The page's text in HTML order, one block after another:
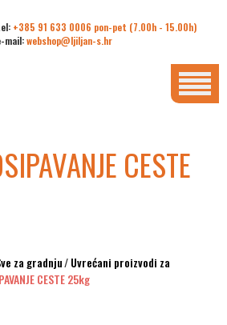
+385 91 633 0006 pon-pet (7.00h - 15.00h)
mail:webshop@ljiljan-s.hr
CESTE
za gradnju/Uvrećani proizvodi za
CESTE 25kg